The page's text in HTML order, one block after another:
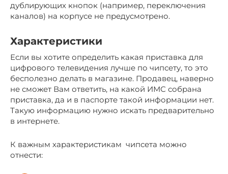
дублирующих кнопок (например, переключения
каналов) на корпусе не предусмотрено.
Характеристики
Если вы хотите определить какая приставка для
цифрового телевидения лучше по чипсету, то это
бесполезно делать в магазине. Продавец, наверно
не сможет Вам ответить, на какой ИМС собрана
приставка, да и в паспорте такой информации нет.
Такую информацию нужно искать предварительно
в интернете.
К важным характеристикам чипсета можно
отнести: